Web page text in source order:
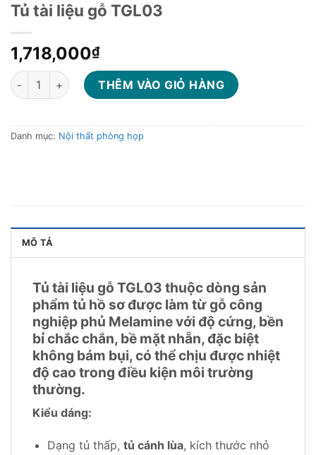
Tủ tài liệu gỗ TGL03
1,718,000₫
Tủ tài liệu gỗ TGL03 số lượngTHÊM VÀO GIỎ HÀNG
Danh mục: Nội thất phòng họp
MÔ TẢ
Tủ tài liệu gỗ TGL03 thuộc dòng sản
phẩm tủ hồ sơ được làm từ gỗ công
nghiệp phủ Melamine với độ cứng, bền
bỉ chắc chắn, bề mặt nhẵn, đặc biệt
không bám bụi, có thể chịu được nhiệt
độ cao trong điều kiện môi trường
thường.
Kiểu dáng:
Dạng tủ thấp, tủ cánh lùa, kích thước nhỏ